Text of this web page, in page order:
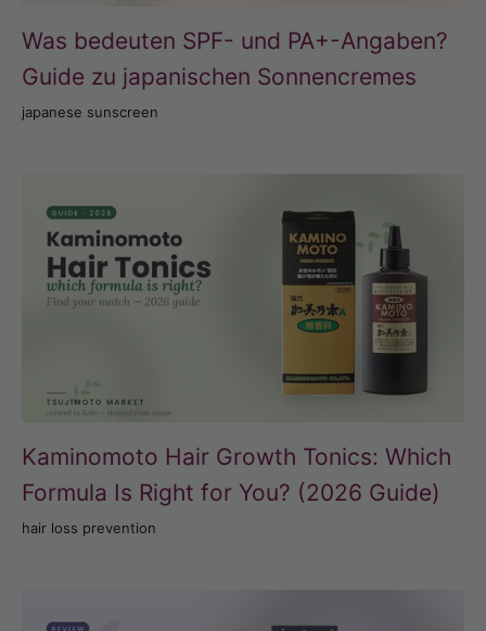
Was bedeuten SPF- und PA+-Angaben?
Guide zu japanischen Sonnencremes
japanese sunscreen
Kaminomoto Hair Growth Tonics: Which
Formula Is Right for You? (2026 Guide)
hair loss prevention